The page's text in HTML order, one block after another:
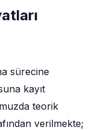
sürecine
kayıt
teorik
verilmekte;